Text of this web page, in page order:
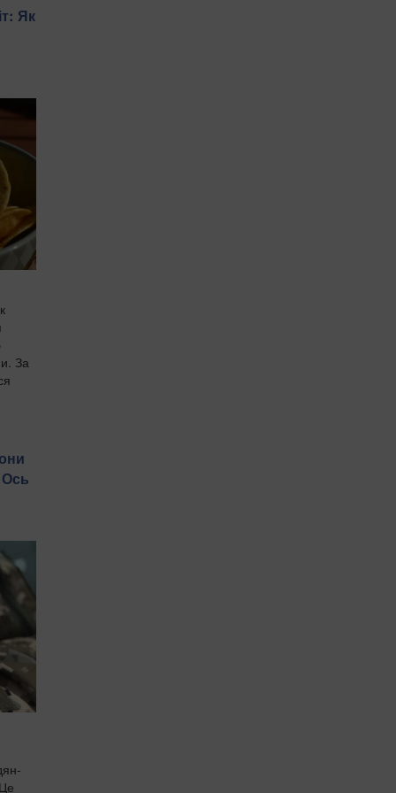
Як
За
Ось